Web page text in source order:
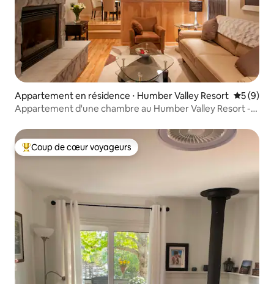
Appartement en résidence ⋅ Humber Valley Resort
5 (9)
Appartement d'une chambre au Humber Valley Resort -
Coups de cœur voyageurs les plus appréciés
Coup de cœur voyageurs